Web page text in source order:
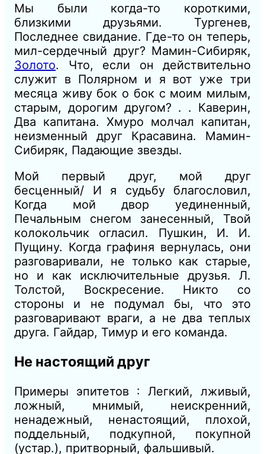
Мы были когда-то короткими,
близкими друзьями. Тургенев,
Последнее свидание. Где-то он теперь,
мил-сердечный друг? Мамин-Сибиряк,
Золото. Что, если он действительно
служит в Полярном и я вот уже три
месяца живу бок о бок с моим милым,
старым, дорогим другом? . . Каверин,
Два капитана. Хмуро молчал капитан,
неизменный друг Красавина. Мамин-
Сибиряк, Падающие звезды.
Мой первый друг, мой друг
бесценный/ И я судьбу благословил,
Когда мой двор уединенный,
Печальным снегом занесенный, Твой
колокольчик огласил. Пушкин, И. И.
Пущину. Когда графиня вернулась, они
разговаривали, не только как старые,
но и как исключительные друзья. Л.
Толстой, Воскресение. Никто со
стороны и не подумал бы, что это
разговаривают враги, а не два теплых
друга. Гайдар, Тимур и его команда.
Не настоящий друг
Примеры эпитетов : Легкий, лживый,
ложный, мнимый, неискренний,
ненадежный, ненастоящий, плохой,
поддельный, подкупной, покупной
(устар.), притворный, фальшивый.